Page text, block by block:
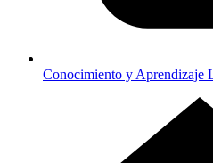
Conocimiento y Aprendizaje